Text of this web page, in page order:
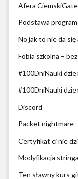
Afera CiemskiGate
Podstawa
No jak to nie da
Fobia szkolna –
#100DniNauki
#100DniNauki
Discord
Packet nightmare
Certyfikat ci nie
Modyfikacja
Ten sławny kurs